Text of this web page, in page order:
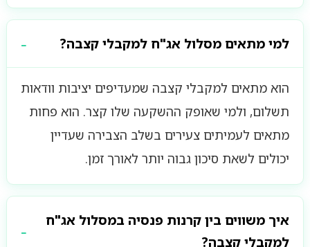
למי מתאים מסלול אג"ח למקבלי קצבה?
הוא מתאים למקבלי קצבה שמעדיפים יציבות וודאות
תשלום, ולמי שאופק ההשקעה שלו קצר. הוא פחות
מתאים לעמיתים צעירים בשלב הצבירה שעדיין
יכולים לשאת סיכון גבוה יותר לאורך זמן.
איך משווים בין קרנות פנסיה במסלול אג"ח
למקבלי קצבה?